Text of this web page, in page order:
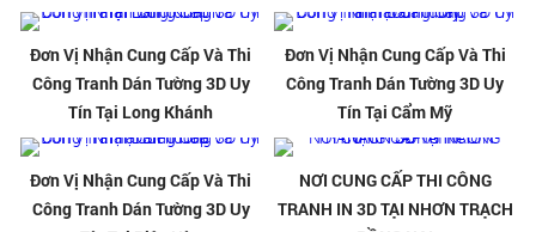
Đơn Vị Nhận Cung Cấp Và Thi
Công Tranh Dán Tường 3D Uy
Tín Tại Long Khánh
Đơn Vị Nhận Cung Cấp Và Thi
Công Tranh Dán Tường 3D Uy
Tín Tại Cẩm Mỹ
Đơn Vị Nhận Cung Cấp Và Thi
Công Tranh Dán Tường 3D Uy
NƠI CUNG CẤP THI CÔNG
TRANH IN 3D TẠI NHƠN TRẠCH